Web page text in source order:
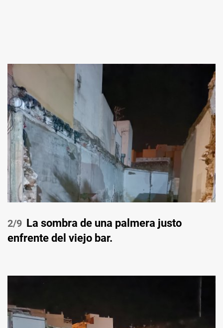
/9 La sombra de una palmera justo
enfrente del viejo bar.